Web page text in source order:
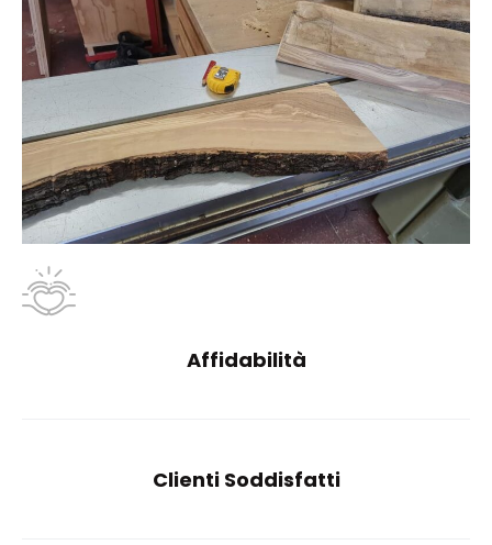
Affidabilità
Clienti Soddisfatti